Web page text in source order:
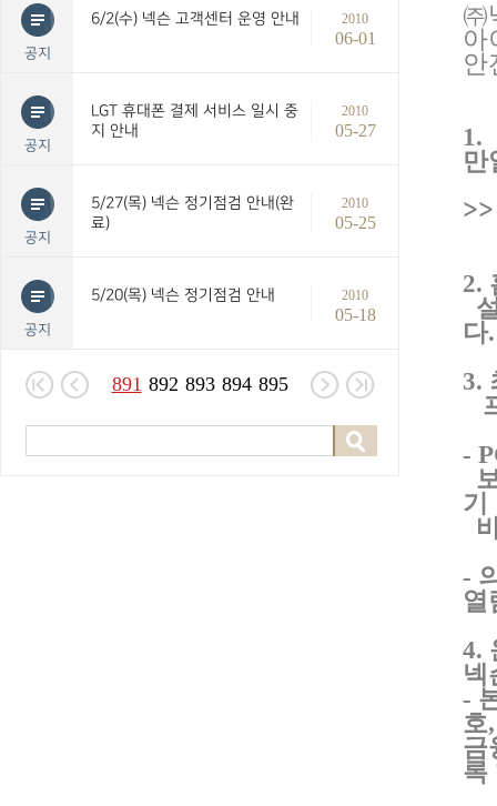
공지
6/2(수) 넥슨 고객센터 운영 안내 2010
06-01
공지
LGT 휴대폰 결제 서비스 일시 중
지 안내
2010
05-27
공지
5/27(목) 넥슨 정기점검 안내(완
료)
2010
05-25
공지
5/20(목) 넥슨 정기점검 안내 2010
05-18
891 892 893 894 895
㈜
아
안
1.
만
2.
다.
3.
-
기
-
열
4.
넥
-
호,
금
록